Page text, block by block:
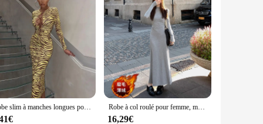
Robe slim à manches longues pour femmes européennes et américaines, impression sur la poitrine, creuse, nouvelle mode d'hiver, haute qualité, 600 Robe à col roulé pour femme, manches longues, mince, longueur de rinçage, élégante, simple, dame de bureau, chaud, streetwear, basique, tout match
16,29€